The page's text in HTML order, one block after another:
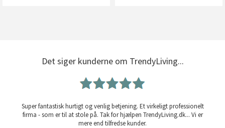
Det siger kunderne om TrendyLiving...
Super fantastisk hurtigt og venlig betjening. Et virkeligt professionelt
firma - som er til at stole på. Tak for hjælpen TrendyLiving.dk... Vi er
mere end tilfredse kunder.